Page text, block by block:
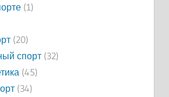
(1)
(20)
спорт(32)
(45)
(34)